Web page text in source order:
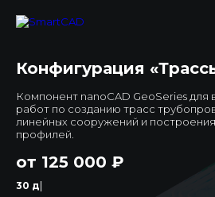
Конфигурация
Компонент nanoCAD GeoSeries для
работ по созданию трасс
линейных сооружений и
профилей.
от 125 000 ₽
30 дн